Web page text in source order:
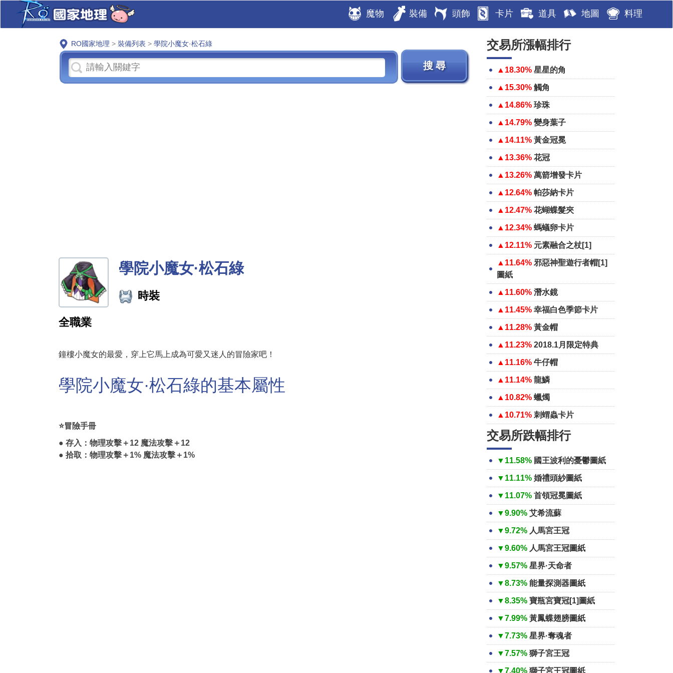
魔物 裝備 頭飾 卡片 道具 地圖 料理
RO國家地理 > 裝備列表 > 學院小魔女·松石綠
學院小魔女·松石綠
時裝
全職業
鐘樓小魔女的最愛，穿上它馬上成為可愛又迷人的冒險家吧！
學院小魔女·松石綠的基本屬性
⭐冒險手冊
● 存入：物理攻擊＋12 魔法攻擊＋12
● 拾取：物理攻擊＋1% 魔法攻擊＋1%
交易所漲幅排行
▲18.30% 星星的角
▲15.30% 觸角
▲14.86% 珍珠
▲14.79% 變身葉子
▲14.11% 黃金冠冕
▲13.36% 花冠
▲13.26% 萬箭增發卡片
▲12.64% 帕莎納卡片
▲12.47% 花蝴蝶髮夾
▲12.34% 螞蟻卵卡片
▲12.11% 元素融合之杖[1]
▲11.64% 邪惡神聖遊行者帽[1]
圖紙
▲11.60% 潛水鏡
▲11.45% 幸福白色季節卡片
▲11.28% 黃金帽
▲11.23% 2018.1月限定特典
▲11.16% 牛仔帽
▲11.14% 龍鱗
▲10.82% 蠟燭
▲10.71% 刺蝟蟲卡片
交易所跌幅排行
▼11.58% 國王波利的憂鬱圖紙
▼11.11% 婚禮頭紗圖紙
▼11.07% 首領冠冕圖紙
▼9.90% 艾希流蘇
▼9.72% 人馬宮王冠
▼9.60% 人馬宮王冠圖紙
▼9.57% 星界·天命者
▼8.73% 能量探測器圖紙
▼8.35% 寶瓶宮寶冠[1]圖紙
▼7.99% 黃鳳蝶翅膀圖紙
▼7.73% 星界·奪魂者
▼7.57% 獅子宮王冠
▼7.40% 獅子宮王冠圖紙